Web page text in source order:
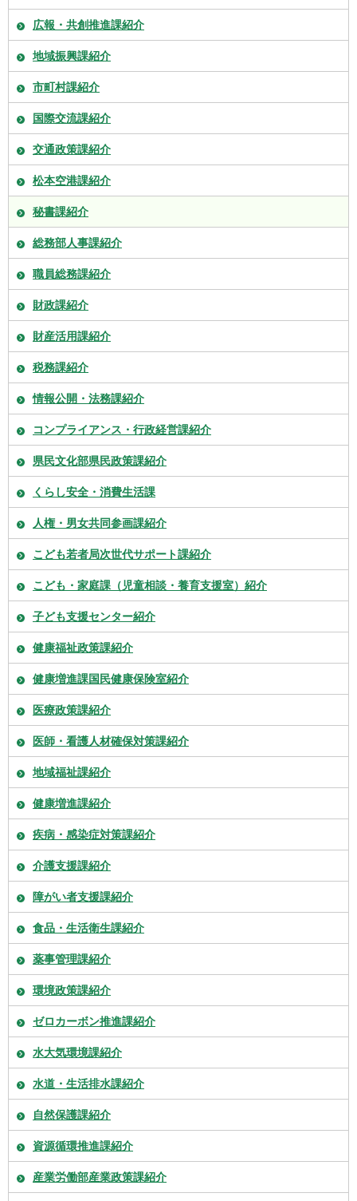
広報・共創推進課紹介
地域振興課紹介
市町村課紹介
国際交流課紹介
交通政策課紹介
松本空港課紹介
秘書課紹介
総務部人事課紹介
職員総務課紹介
財政課紹介
財産活用課紹介
税務課紹介
情報公開・法務課紹介
コンプライアンス・行政経営課紹介
県民文化部県民政策課紹介
くらし安全・消費生活課
人権・男女共同参画課紹介
こども若者局次世代サポート課紹介
こども・家庭課（児童相談・養育支援室）紹介
子ども支援センター紹介
健康福祉政策課紹介
健康増進課国民健康保険室紹介
医療政策課紹介
医師・看護人材確保対策課紹介
地域福祉課紹介
健康増進課紹介
疾病・感染症対策課紹介
介護支援課紹介
障がい者支援課紹介
食品・生活衛生課紹介
薬事管理課紹介
環境政策課紹介
ゼロカーボン推進課紹介
水大気環境課紹介
水道・生活排水課紹介
自然保護課紹介
資源循環推進課紹介
産業労働部産業政策課紹介